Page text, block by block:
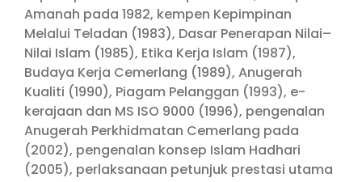
Amanah pada 1982, kempen Kepimpinan
Melalui Teladan (1983), Dasar Penerapan Nilai–
Nilai Islam (1985), Etika Kerja Islam (1987),
Budaya Kerja Cemerlang (1989), Anugerah
Kualiti (1990), Piagam Pelanggan (1993), e-
kerajaan dan MS ISO 9000 (1996), pengenalan
Anugerah Perkhidmatan Cemerlang pada
(2002), pengenalan konsep Islam Hadhari
(2005), perlaksanaan petunjuk prestasi utama